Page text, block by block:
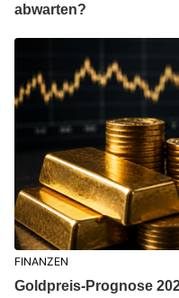
abwarten?
FINANZEN
Goldpreis-Prognose